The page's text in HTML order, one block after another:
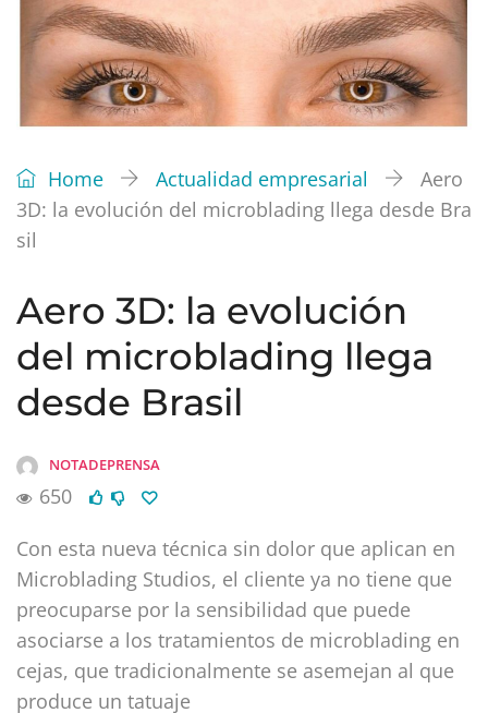
Home Actualidad empresarial
Aero
3D: la evolución del microblading llega desde Bra
sil
Aero 3D: la evolución
del microblading llega
desde Brasil
NOTADEPRENSA
650
Con esta nueva técnica sin dolor que aplican en
Microblading Studios, el cliente ya no tiene que
preocuparse por la sensibilidad que puede
asociarse a los tratamientos de microblading en
cejas, que tradicionalmente se asemejan al que
produce un tatuaje